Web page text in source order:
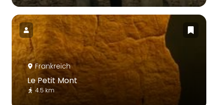
Frankreich
Le Petit Mont
4.5 km